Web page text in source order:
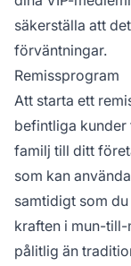
säkerställa att
förväntningar.
Remissprogram
Att starta ett
befintliga kunder
familj till ditt
som kan
samtidigt som
kraften i mun-
pålitlig än